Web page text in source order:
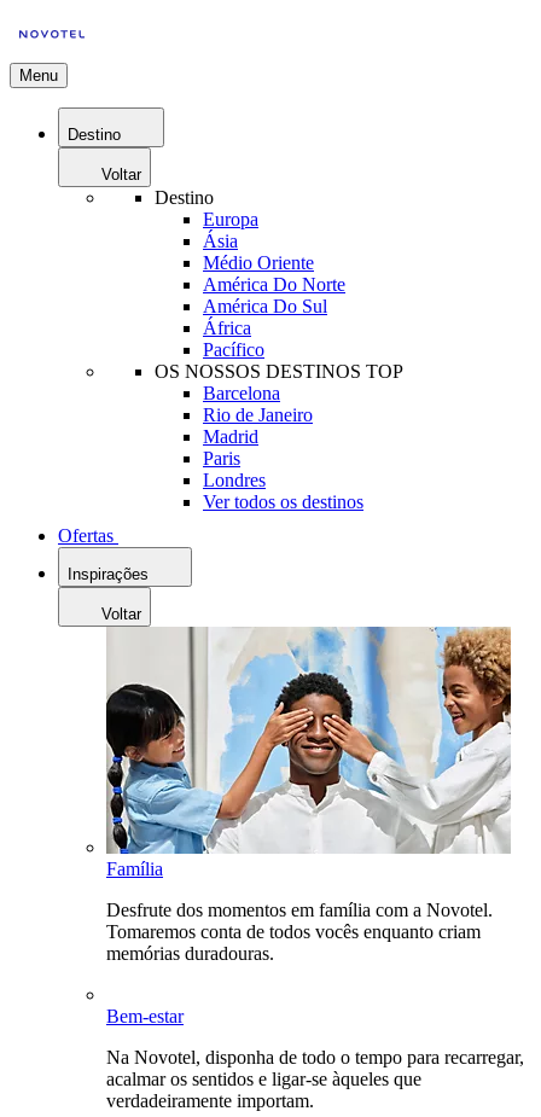
Menu
Destino
Voltar
Destino
Europa
Ásia
Médio Oriente
América Do Norte
América Do Sul
África
Pacífico
OS NOSSOS DESTINOS TOP
Barcelona
Rio de Janeiro
Madrid
Paris
Londres
Ver todos os destinos
Ofertas
Inspirações
Voltar
Família
Desfrute dos momentos em família com a Novotel.
Tomaremos conta de todos vocês enquanto criam
memórias duradouras.
Bem-estar
Na Novotel, disponha de todo o tempo para recarregar,
acalmar os sentidos e ligar-se àqueles que
verdadeiramente importam.